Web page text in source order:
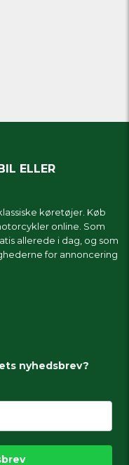
ELLER
køretøjer. Køb
online. Som
allerede i dag, og som
for annoncering
nyhedsbrev?